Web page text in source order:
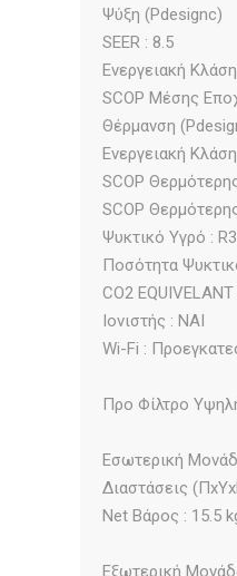
Ψύξη (Pdesignc)
SEER : 8.5
Ενεργειακή
SCOP Μέσης
Θέρμανση
Ενεργειακή
SCOP
SCOP
Ψυκτικό Υγρό :
Ποσότητα
CO2
Ιονιστής : ΝΑΙ
Wi-Fi :
Προ Φίλτρο
Εσωτερική
Διαστάσεις
Net Βάρος : 15.5
Εξωτερική